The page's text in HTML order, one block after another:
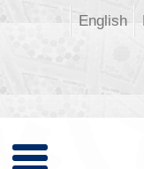
English